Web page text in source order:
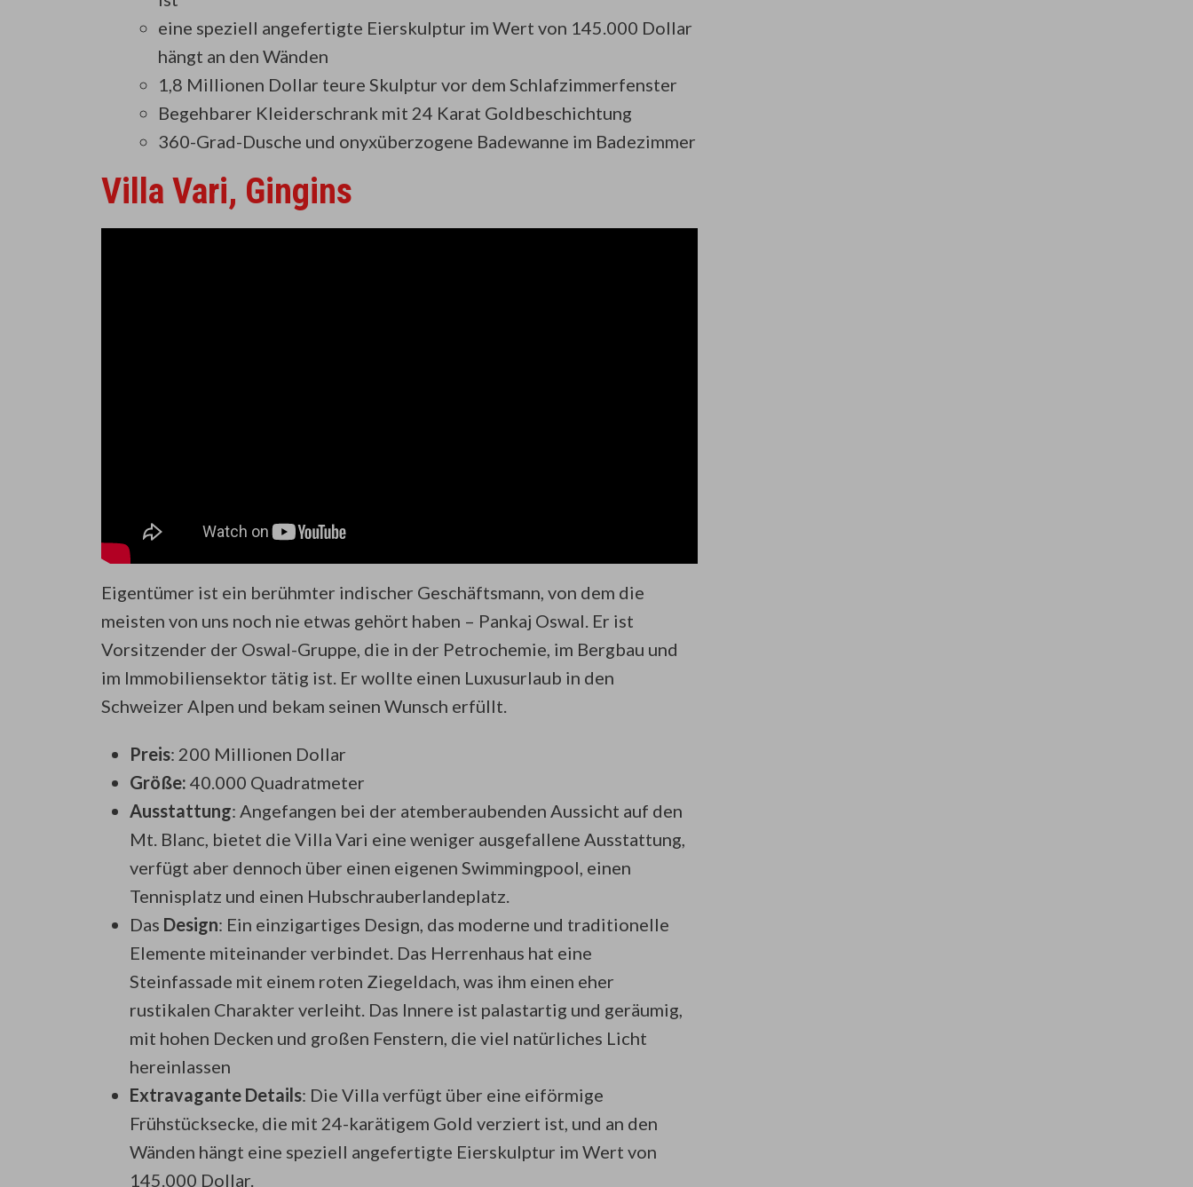
eine speziell angefertigte Eierskulptur im Wert von 145.000 Dollar
hängt an den Wänden
1,8 Millionen Dollar teure Skulptur vor dem Schlafzimmerfenster
Begehbarer Kleiderschrank mit 24 Karat Goldbeschichtung
360-Grad-Dusche und onyxüberzogene Badewanne im Badezimmer
Villa Vari, Gingins
Eigentümer ist ein berühmter indischer Geschäftsmann, von dem die
meisten von uns noch nie etwas gehört haben – Pankaj Oswal. Er ist
Vorsitzender der Oswal-Gruppe, die in der Petrochemie, im Bergbau und
im Immobiliensektor tätig ist. Er wollte einen Luxusurlaub in den
Schweizer Alpen und bekam seinen Wunsch erfüllt.
Preis: 200 Millionen Dollar
Größe: 40.000 Quadratmeter
Ausstattung: Angefangen bei der atemberaubenden Aussicht auf den
Mt. Blanc, bietet die Villa Vari eine weniger ausgefallene Ausstattung,
verfügt aber dennoch über einen eigenen Swimmingpool, einen
Tennisplatz und einen Hubschrauberlandeplatz.
Das Design: Ein einzigartiges Design, das moderne und traditionelle
Elemente miteinander verbindet. Das Herrenhaus hat eine
Steinfassade mit einem roten Ziegeldach, was ihm einen eher
rustikalen Charakter verleiht. Das Innere ist palastartig und geräumig,
mit hohen Decken und großen Fenstern, die viel natürliches Licht
hereinlassen
Extravagante Details: Die Villa verfügt über eine eiförmige
Frühstücksecke, die mit 24-karätigem Gold verziert ist, und an den
Wänden hängt eine speziell angefertigte Eierskulptur im Wert von
145.000 Dollar.